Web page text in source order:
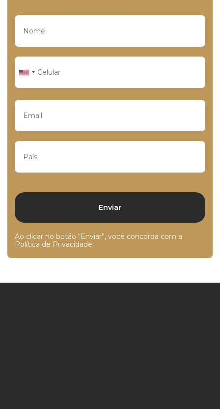
Ao clicar no botão “Enviar”, você concorda com a
Política de Privacidade